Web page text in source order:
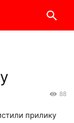
88
прилику